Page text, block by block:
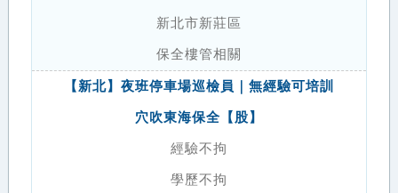
新北市新莊區
保全樓管相關
【新北】夜班停車場巡檢員｜無經驗可培訓
穴吹東海保全【股】
經驗不拘
學歷不拘